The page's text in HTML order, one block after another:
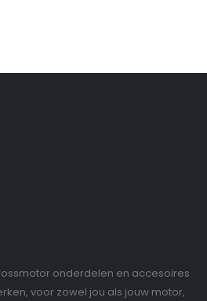
onderdelen en accesoires
voor zowel jou als jouw motor,